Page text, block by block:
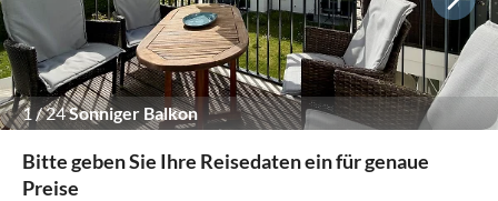
1 /24Sonniger Balkon
Bitte geben Sie Ihre Reisedaten ein für genaue
Preise